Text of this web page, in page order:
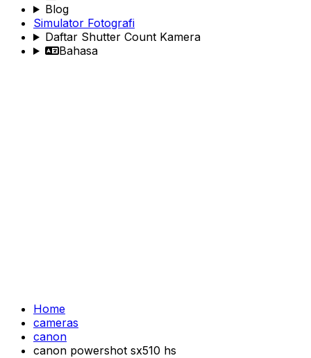
Blog
Simulator Fotografi
Daftar Shutter Count Kamera
Bahasa
Home
cameras
canon
canon powershot sx510 hs